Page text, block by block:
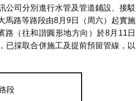
公司分別進行水管及管道鋪設、接駁
馬路等路段由8月9日（周六）起實施
（往和諧圓形地方向）於8月11日
已採取合併施工及提前預留管線，以
段